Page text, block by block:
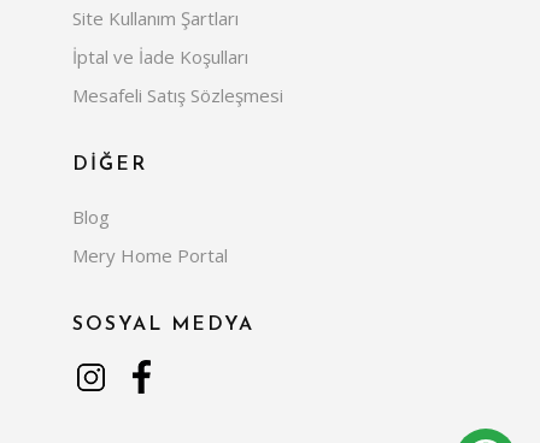
Site Kullanım Şartları
İptal ve İade Koşulları
Mesafeli Satış Sözleşmesi
DİĞER
Blog
Mery Home Portal
SOSYAL MEDYA